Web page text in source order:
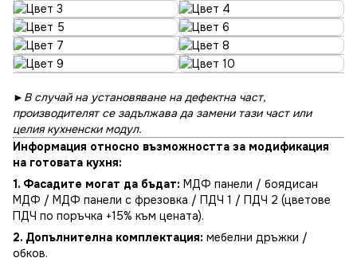
► В случай на установяване на дефектна част,
производителят се задължава да замени тази част или
целия кухненски модул.
Информация относно възможността за модификация
на готовата кухня:
1. Фасадите могат да бъдат: МДФ панели / боядисан
МДФ / МДФ панели с фрезовка / ПДЧ 1 / ПДЧ 2 (цветове
ПДЧ по поръчка +15% към цената).
2. Допълнителна комплектация: мебелни дръжки /
обков.